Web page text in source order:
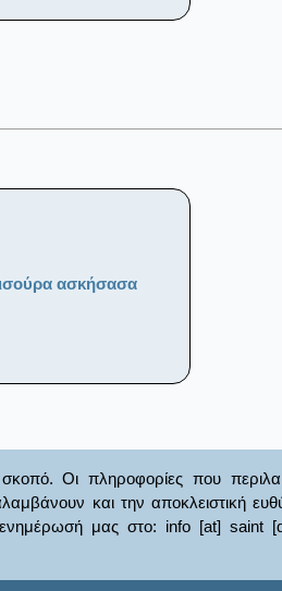
ασκήσασα
Οι πληροφορίες που
και την αποκλειστική
μας στο: info [at] saint